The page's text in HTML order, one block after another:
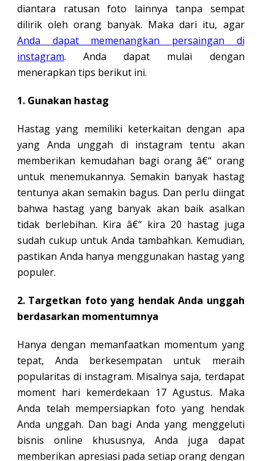
diantara ratusan foto lainnya tanpa sempat
dilirik oleh orang banyak. Maka dari itu, agar
Anda dapat memenangkan persaingan di
instagram. Anda dapat mulai dengan
menerapkan tips berikut ini.
1. Gunakan hastag
Hastag yang memiliki keterkaitan dengan apa
yang Anda unggah di instagram tentu akan
memberikan kemudahan bagi orang â€“ orang
untuk menemukannya. Semakin banyak hastag
tentunya akan semakin bagus. Dan perlu diingat
bahwa hastag yang banyak akan baik asalkan
tidak berlebihan. Kira â€“ kira 20 hastag juga
sudah cukup untuk Anda tambahkan. Kemudian,
pastikan Anda hanya menggunakan hastag yang
populer.
2. Targetkan foto yang hendak Anda unggah
berdasarkan momentumnya
Hanya dengan memanfaatkan momentum yang
tepat, Anda berkesempatan untuk meraih
popularitas di instagram. Misalnya saja, terdapat
moment hari kemerdekaan 17 Agustus. Maka
Anda telah mempersiapkan foto yang hendak
Anda unggah. Dan bagi Anda yang menggeluti
bisnis online khususnya, Anda juga dapat
memberikan apresiasi pada setiap orang dengan